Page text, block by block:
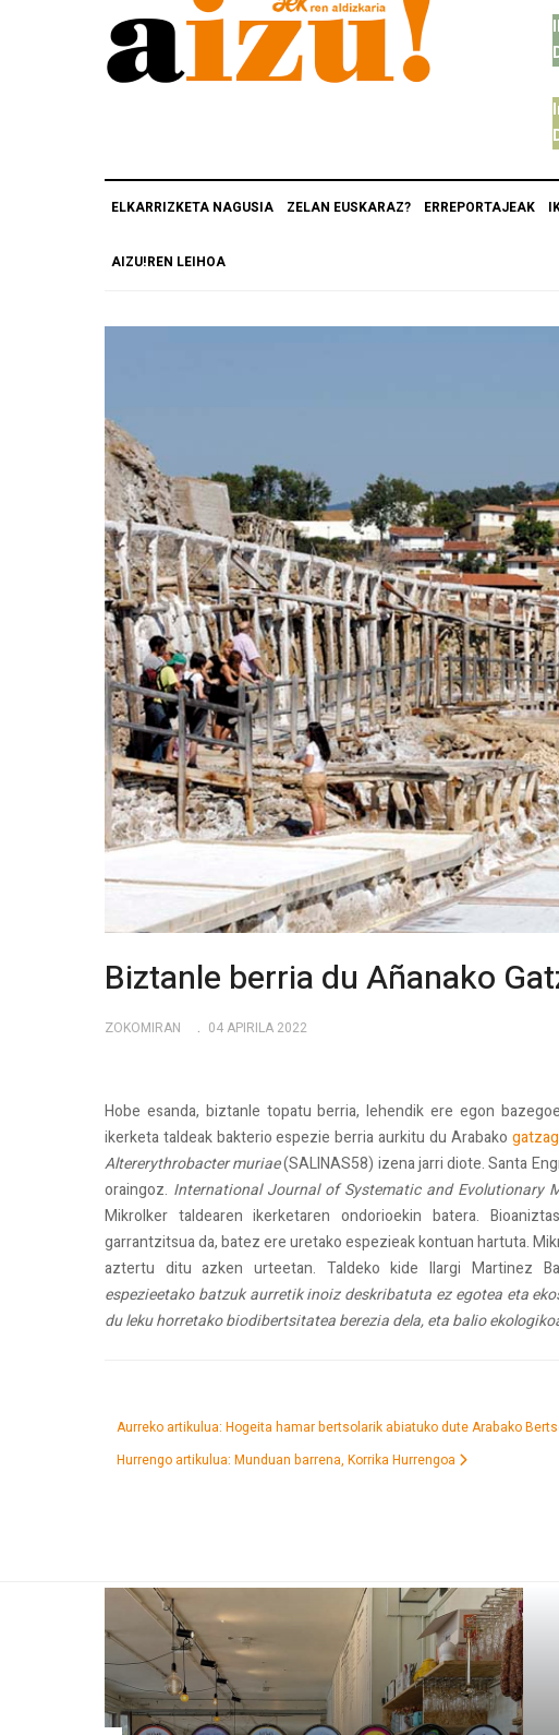
ELKARRIZKETA NAGUSIA ZELAN EUSKARAZ? ERREPORTAJEAK
AIZU!REN LEIHOA
Biztanle berria du Añanako
ZOKOMIRAN 04 APIRILA 2022
Hobe esanda, biztanle topatu berria, lehendik ere egon
ikerketa taldeak bakterio espezie berria aurkitu du Arabako
Altererythrobacter muriae(SALINAS58) izena jarri diote. Santa
oraingoz. International Journal of Systematic and Evolutionary
Mikrolker taldearen ikerketaren ondorioekin batera.
garrantzitsua da, batez ere uretako espezieak kontuan hartuta.
aztertu ditu azken urteetan. Taldeko kide Ilargi Martinez
espezieetako batzuk aurretik inoiz deskribatuta ez egotea eta
du leku horretako biodibertsitatea berezia dela, eta balio
Aurreko artikulua: Hogeita hamar bertsolarik abiatuko dute Arabako
Hurrengo artikulua: Munduan barrena, Korrika Hurrengoa